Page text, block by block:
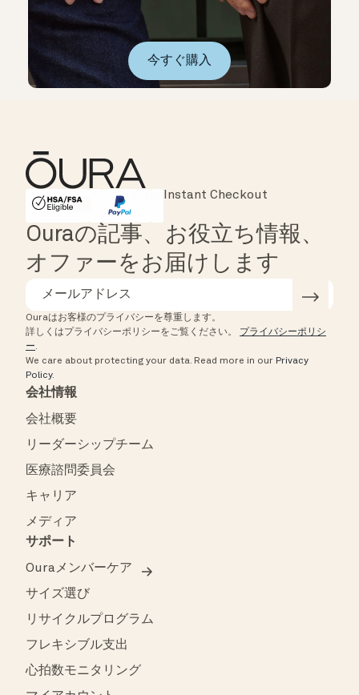
今すぐ購入
HSA/FSA Eligible
Affirm
Instant Checkout
Major Cards Accepted
Ouraの記事、お役立ち情報、
オファーをお届けします
Ouraはお客様のプライバシーを尊重します。
詳しくはプライバシーポリシーをご覧ください。 プライバシーポリシ
ー.
We care about protecting your data. Read more in our Privacy
Policy.
会社情報
会社概要
リーダーシップチーム
医療諮問委員会
キャリア
メディア
サポート
Ouraメンバーケア
サイズ選び
リサイクルプログラム
フレキシブル支出
心拍数モニタリング